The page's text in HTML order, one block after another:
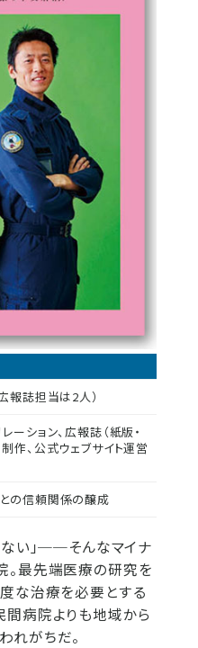
報誌担当は2人）
ーション、広報誌（紙版・
制作、公式ウェブサイト運営
の信頼関係の醸成
ない」──そんなマイナ
。最先端医療の研究を
な治療を必要とする
間病院よりも地域から
れがちだ。